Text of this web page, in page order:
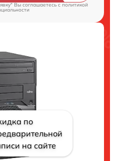
Вы соглашаетесь cполитикой
по
на сайте